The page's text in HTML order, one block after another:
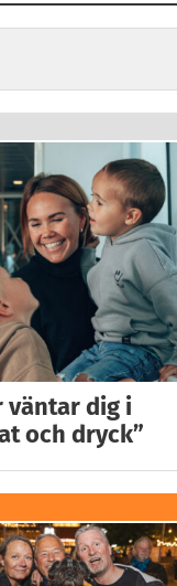
väntar dig i
och dryck”